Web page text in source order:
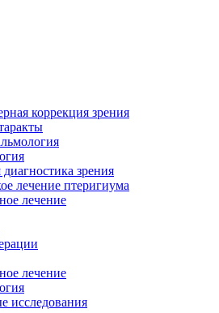
коррекция зрения
зрения
лечение птеригиума
лечение
лечение
исследования